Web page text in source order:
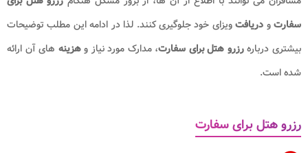
سفارتو دریافتویزای خود جلوگیری کنند. لذا در ادامه این مطلب توضیحات
بیشتری دربارهرزرو هتل برای سفارت، مدارک مورد نیاز وهزینه های آن ارائه
شده است.
رزرو هتل برای سفارت